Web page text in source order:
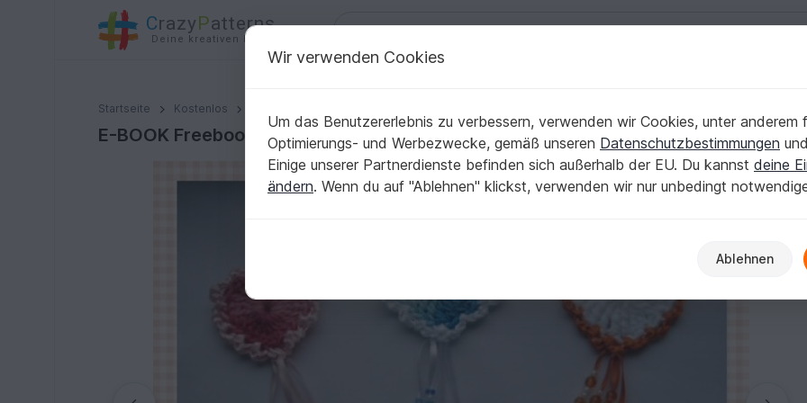
CrazyPatterns
Deine kreativen Ideen
Startseite Kostenlos
E-BOOK Freebook * Herz mit Perlenbändchen *gehäkelt | Kostenlose Häkelanleitung
E-BOOK Freebook * Herz mit Perlenbändchen *gehäkelt | Kostenlose
Wir verwenden Cookies
Um das Benutzererlebnis zu verbessern, verwenden wir Cookies, unter anderem
Optimierungs- und Werbezwecke, gemäß unseren Datenschutzbestimmungen und
Einige unserer Partnerdienste befinden sich außerhalb der EU. Du kannst deine
ändern. Wenn du auf "Ablehnen" klickst, verwenden wir nur unbedingt
Ablehnen